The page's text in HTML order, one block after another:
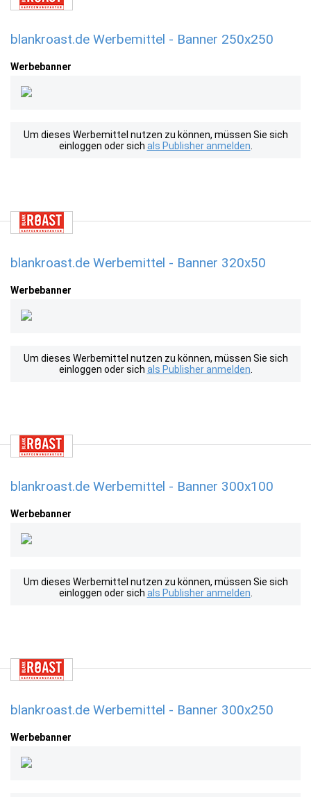
blankroast.de Werbemittel - Banner 250x250
Werbebanner
Um dieses Werbemittel nutzen zu können, müssen Sie sich
einloggen oder sich als Publisher anmelden
blankroast.de Werbemittel - Banner 320x50
Werbebanner
Um dieses Werbemittel nutzen zu können, müssen Sie sich
einloggen oder sich als Publisher anmelden
blankroast.de Werbemittel - Banner 300x100
Werbebanner
Um dieses Werbemittel nutzen zu können, müssen Sie sich
einloggen oder sich als Publisher anmelden
blankroast.de Werbemittel - Banner 300x250
Werbebanner